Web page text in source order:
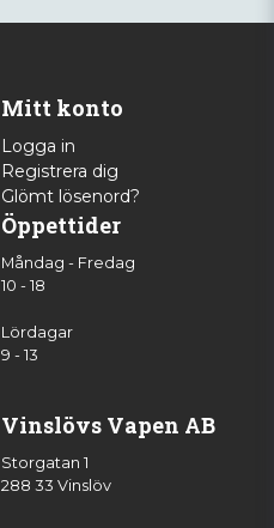
Mitt konto
Logga in
Registrera dig
Glömt lösenord?
Öppettider
Måndag - Fredag
10 - 18
Lördagar
9 - 13
Vinslövs Vapen AB
Storgatan 1
288 33 Vinslöv